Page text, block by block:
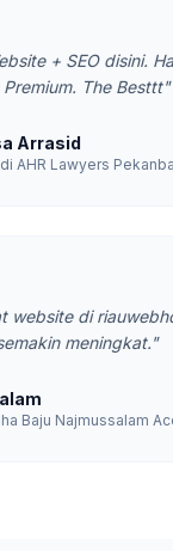
+ SEO disini.
The Besttt"
Arrasid
AHR Lawyers
website di
meningkat."
Baju Najmussalam